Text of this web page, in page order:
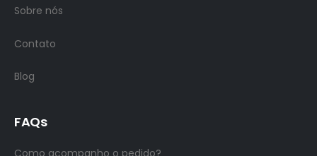
Sobre nós
Contato
Blog
FAQs